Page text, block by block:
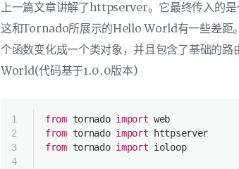
上一篇文章讲解了httpserver。它最终传入的是
这和Tornado所展示的Hello World有一些差
个函数变化成一个类对象，并且包含了基础的
World(代码基于1.0.0版本)
1
2
3
4
from tornado import web
from tornado import httpserver
from tornado import ioloop